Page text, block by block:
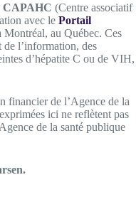
CAPAHC (Centre associatif
avec le Portail
Montréal, au Québec. Ces
l’information, des
d’hépatite C ou de VIH,
financier de l’Agence de la
ici ne reflètent pas
de la santé publique